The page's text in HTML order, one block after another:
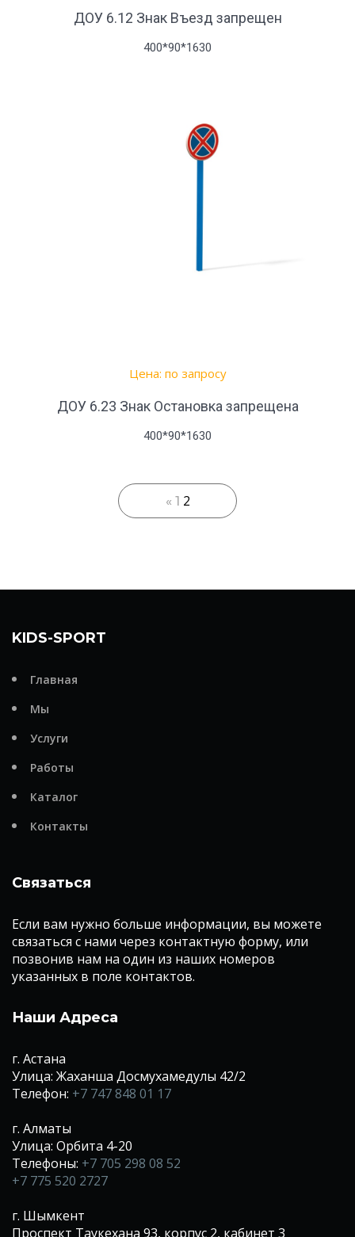
ДОУ 6.12 Знак Въезд запрещен
400*90*1630
Цена: по запросу
ДОУ 6.23 Знак Остановка запрещена
400*90*1630
« 1 2
KIDS-SPORT
Главная
Мы
Услуги
Работы
Каталог
Контакты
Связаться
Если вам нужно больше информации, вы можете
связаться с нами через контактную форму, или
позвонив нам на один из наших номеров
указанных в поле контактов.
Наши Адреса
г. Астана
Улица: Жаханша Досмухамедулы 42/2
Телефон: +7 747 848 01 17
г. Алматы
Улица: Орбита 4-20
Телефоны: +7 705 298 08 52
+7 775 520 2727
г. Шымкент
Проспект Таукехана 93, корпус 2, кабинет 3